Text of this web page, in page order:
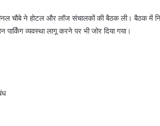
चौबे ने होटल और लॉज संचालकों की बैठक ली। बैठक में
व्यवस्था लागू करने पर भी जोर दिया गया।